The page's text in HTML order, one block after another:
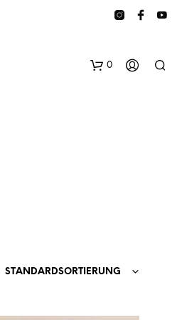
0
N
STANDARDSORTIERUNG